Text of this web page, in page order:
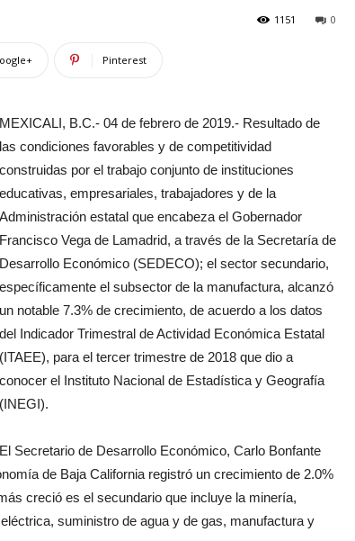
0
1151
Pinterest
MEXICALI, B.C.- 04 de febrero de 2019.- Resultado de
las condiciones favorables y de competitividad
construidas por el trabajo conjunto de instituciones
educativas, empresariales, trabajadores y de la
Administración estatal que encabeza el Gobernador
Francisco Vega de Lamadrid, a través de la Secretaría de
Desarrollo Económico (SEDECO); el sector secundario,
específicamente el subsector de la manufactura, alcanzó
un notable 7.3% de crecimiento, de acuerdo a los datos
del Indicador Trimestral de Actividad Económica Estatal
(ITAEE), para el tercer trimestre de 2018 que dio a
conocer el Instituto Nacional de Estadística y Geografía
(INEGI).
El Secretario de Desarrollo Económico, Carlo Bonfante
de Baja California registró un crecimiento de 2.0%
creció es el secundario que incluye la minería,
suministro de agua y de gas, manufactura y